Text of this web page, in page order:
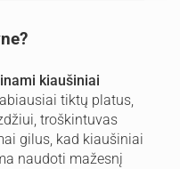
kiaušiniai
labiausiai tiktų platus,
troškintuvas
gilus, kad kiaušiniai
naudoti mažesnį